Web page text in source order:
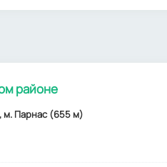
районе
м. Парнас (655 м)